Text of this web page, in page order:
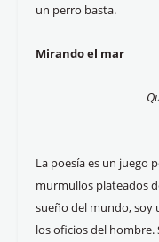
un perro basta.
Mirando el mar
La poesía es un juego
murmullos plateados
sueño del mundo, soy
los oficios del hombre.